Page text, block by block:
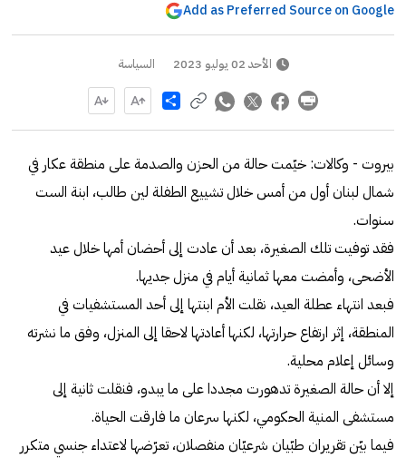
Add as Preferred Source on Google
الأحد 02 يوليو 2023 السياسة
Share
بيروت - وكالات: خيّمت حالة من الحزن والصدمة على منطقة عكار في
شمال لبنان أول من أمس خلال تشييع الطفلة لين طالب، ابنة الست
سنوات.
فقد توفيت تلك الصغيرة، بعد أن عادت إلى أحضان أمها خلال عيد
الأضحى، وأمضت معها ثمانية أيام في منزل جديها.
فبعد انتهاء عطلة العيد، نقلت الأم ابنتها إلى أحد المستشفيات في
المنطقة، إثر ارتفاع حرارتها، لكنها أعادتها لاحقا إلى المنزل، وفق ما نشرته
وسائل إعلام محلية.
إلا أن حالة الصغيرة تدهورت مجددا على ما يبدو، فنقلت ثانية إلى
مستشفى المنية الحكومي، لكنها سرعان ما فارقت الحياة.
فيما بيّن تقريران طبّيان شرعيّان منفصلان، تعرّضها لاعتداء جنسي متكرر